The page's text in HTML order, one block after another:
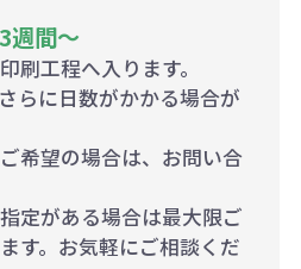
間～
刷工程へ入ります。
らに日数がかかる場合が
希望の場合は、お問い合
定がある場合は最大限ご
す。お気軽にご相談くだ